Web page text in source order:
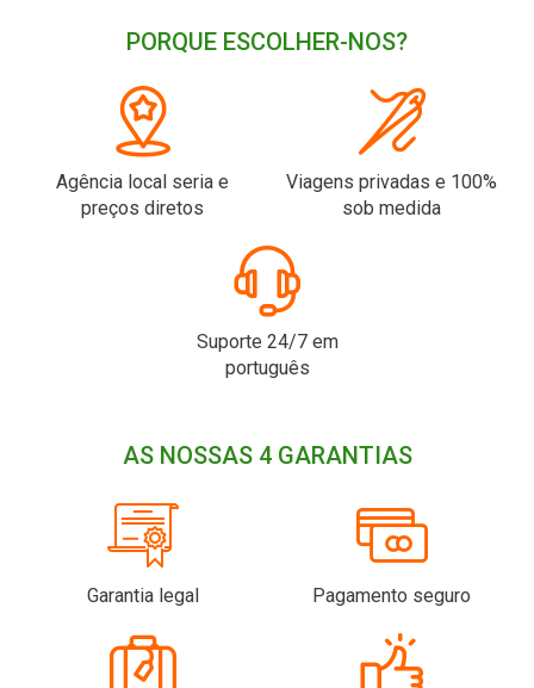
PORQUE ESCOLHER-NOS?
Agência local seria e
preços diretos
Viagens privadas e 100%
sob medida
Suporte 24/7 em
português
AS NOSSAS 4 GARANTIAS
Garantia legal Pagamento seguro